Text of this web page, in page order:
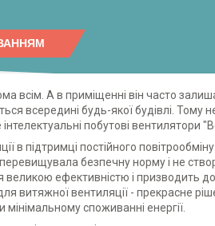
всім. А в приміщенні він часто
всередині будь-якої будівлі. Тому
побутові вентилятори
в підтримці постійного
безпечну норму і не
великою ефективністю і призводить
витяжної вентиляції - прекрасне
споживанні енергії.